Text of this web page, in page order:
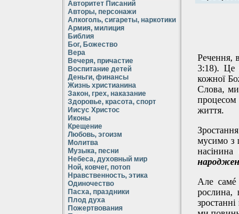
Авторитет Писаний
Авторы, персонажи
Алкоголь, сигареты, наркотики
Армия, милиция
Библия
Бог, Божество
Вера
Вечеря, причастие
Воспитание детей
Деньги, финансы
Жизнь христианина
Закон, грех, наказание
Здоровье, красота, спорт
Иисус Христос
Иконы
Крещение
Любовь, эгоизм
Молитва
Музыка, песни
Небеса, духовный мир
Ной, ковчег, потоп
Нравственность, этика
Одиночество
Пасха, праздники
Плод духа
Пожертвования
Речення,
3:18). Це
кожної
Слова, ми
процесом
життя.
мусимо з
Але самé
рослина,